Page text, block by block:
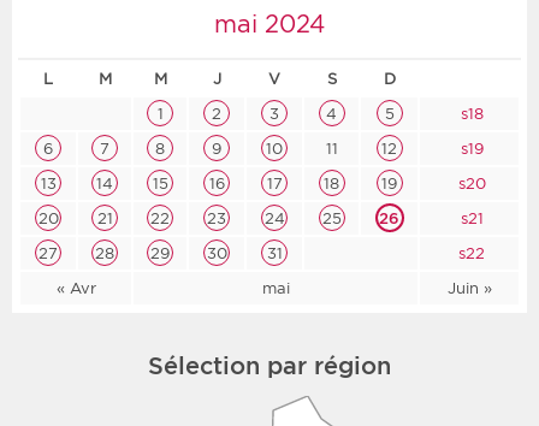
mai 2024
L M M J V S D
« Avr mai Juin »
1 2 3 4 5
s18
6
7 8 9 10 11 12
s19
13
14 15 16 17 18 19
s20
20
21 22 23 24 25 26
s21
27
28 29 30 31 s22
Sélection par région